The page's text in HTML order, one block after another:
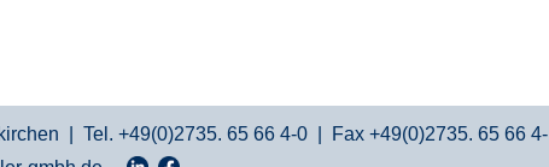
| Tel. +49(0)2735. 65 66 4-0 | Fax +49(0)2735. 65 66 4-